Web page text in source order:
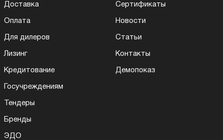
Доставка
Оплата
Для дилеров
Лизинг
Кредитование
Госучреждениям
Тендеры
Бренды
ЭДО
Сертификаты
Новости
Статьи
Контакты
Демопоказ